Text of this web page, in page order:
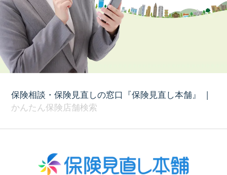
保険相談・保険見直しの窓口『保険見直し本舗』
|
かんたん保険店舗検索